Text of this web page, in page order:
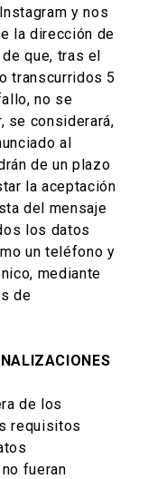
y nos
la dirección de
que, tras el
transcurridos 5
no se
se considerará,
al
de un plazo
la aceptación
del mensaje
los datos
un teléfono y
mediante
de
de los
requisitos
fueran